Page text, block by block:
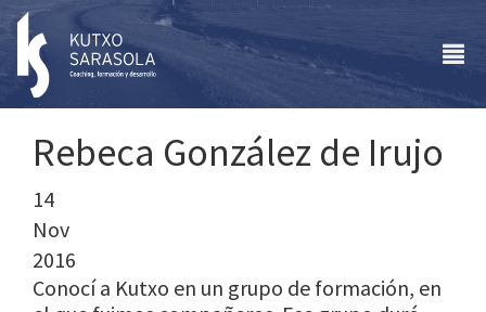
Rebeca González de Irujo
14
Nov
2016
Conocí a Kutxo en un grupo de formación, en